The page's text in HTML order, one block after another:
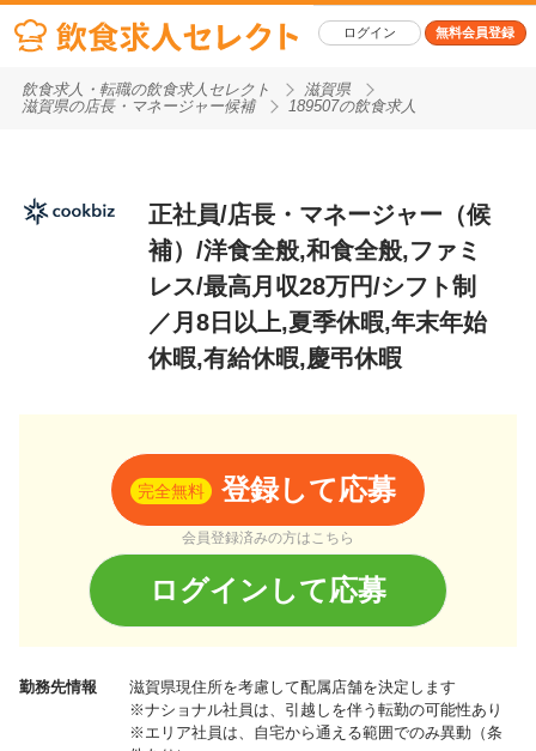
ログイン 無料会員登録
飲食求人・転職の飲食求人セレクト
滋賀県
滋賀県の店長・マネージャー候補
189507の飲食求人
正社員/店長・マネージャー（候
補）/洋食全般,和食全般,ファミ
レス/最高月収28万円/シフト制
／月8日以上,夏季休暇,年末年始
休暇,有給休暇,慶弔休暇
完全無料 登録して応募
会員登録済みの方はこちら
ログインして応募
勤務先情報 滋賀県現住所を考慮して配属店舗を決定します
※ナショナル社員は、引越しを伴う転勤の可能性あり
※エリア社員は、自宅から通える範囲でのみ異動（条